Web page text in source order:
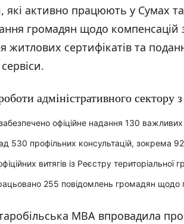
активно працюють у Сумах
громадян щодо компенсацій
житлових сертифікатів та
адміністративного сектору
офіційне надання 130 важливих
530 профільних консультацій, зокрема
витягів із Реєстру територіальної
255 повідомлень громадян
МВА впровадила